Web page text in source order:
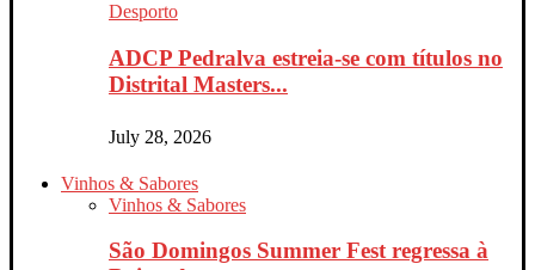
Desporto
ADCP Pedralva estreia-se com títulos no
Distrital Masters...
July 28, 2026
Vinhos & Sabores
Vinhos & Sabores
São Domingos Summer Fest regressa à